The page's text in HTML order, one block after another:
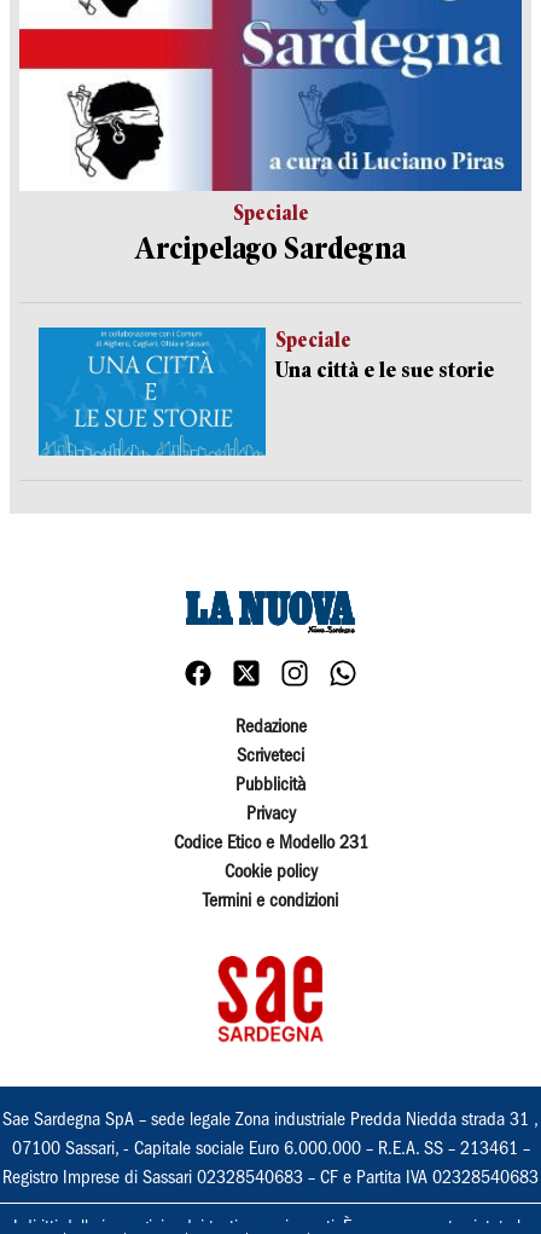
Speciale
Arcipelago Sardegna
Speciale
Una città e le sue storie
Redazione
Scriveteci
Pubblicità
Privacy
Codice Etico e Modello 231
Cookie policy
Termini e condizioni
Sae Sardegna SpA – sede legale Zona industriale Predda Niedda strada 31 ,
07100 Sassari, - Capitale sociale Euro 6.000.000 – R.E.A. SS – 213461 –
Registro Imprese di Sassari 02328540683 – CF e Partita IVA 02328540683
I diritti delle immagini e dei testi sono riservati. È espressamente vietata la